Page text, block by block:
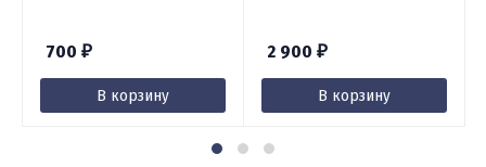
700 ₽
В корзину
2 900 ₽
В корзину